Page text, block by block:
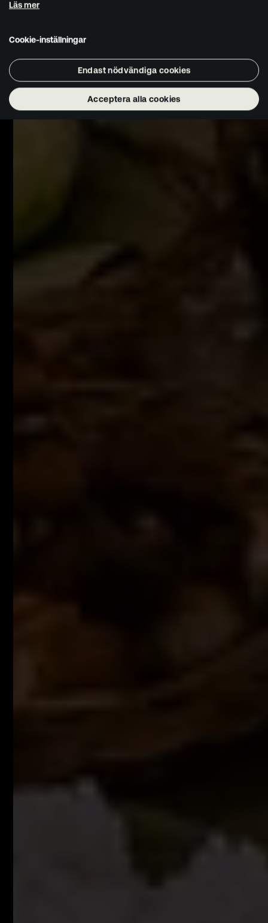
Läs mer
Cookie-inställningar
Endast nödvändiga cookies
Acceptera alla cookies